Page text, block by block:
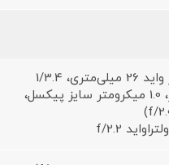
13 مگاپیکسل (لنز واید 26 میلی‌متری، 1/3.4
اینچ سایز سنسور، 1.0 میکرومتر سایز پیکسل،